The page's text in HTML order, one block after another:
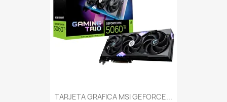
TARJETA GRAFICA MSI GEFORCE...